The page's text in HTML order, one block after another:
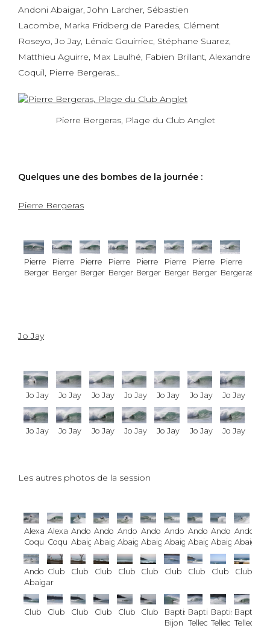
Andoni Abaigar, John Larcher, Sébastien
Lacombe, Marka Fridberg de Paredes, Clément
Roseyo, Jo Jay, Lénaic Gouirriec, Stéphane Suarez,
Matthieu Aguirre, Max Laulhé, Fabien Brillant, Alexandre
Coquil, Pierre Bergeras…
Pierre Bergeras, Plage du Club Anglet
Quelques une des bombes de la journée :
Pierre Bergeras
Pierre
Bergeras
Pierre
Bergeras
Pierre
Bergeras
Pierre
Bergeras
Pierre
Bergeras
Pierre
Bergeras
Pierre
Bergeras
Pierre
Bergeras
Jo Jay
Jo Jay Jo Jay Jo Jay Jo Jay Jo Jay Jo Jay Jo Jay
Jo Jay Jo Jay Jo Jay Jo Jay Jo Jay Jo Jay Jo Jay
Les autres photos de la session
Alexandre
Coquil
Alexandre
Coquil
Andoni
Abaigar
Andoni
Abaigar
Andoni
Abaigar
Andoni
Abaigar
Andoni
Abaigar
Andoni
Abaigar
Andoni
Abaigar
Andoni
Abaigar
Andoni
Abaigar
Club Club Club Club Club Club Club Club Club
Club Club Club Club Club Club
Baptiste
Bijon
Baptiste
Tellechea
Baptiste
Tellechea
Baptiste
Tellechea